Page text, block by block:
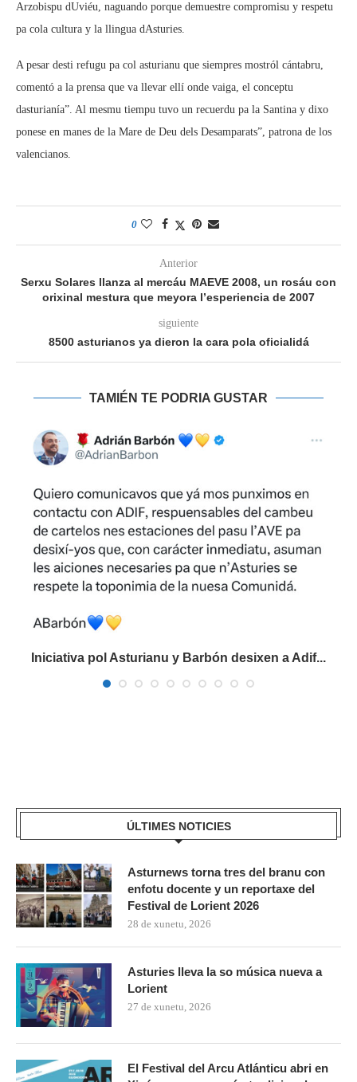
Arzobispu dUviéu, naguando porque demuestre compromisu y respetu
pa cola cultura y la llingua dAsturies.
A pesar desti refugu pa col asturianu que siempres mostról cántabru,
comentó a la prensa que va llevar ellí onde vaiga, el conceptu
dasturianía”. Al mesmu tiempu tuvo un recuerdu pa la Santina y dixo
ponese en manes de la Mare de Deu dels Desamparats”, patrona de los
valencianos.
0
Anterior
Serxu Solares llanza al mercáu MAEVE 2008, un rosáu con
orixinal mestura que meyora l’esperiencia de 2007
siguiente
8500 asturianos ya dieron la cara pola oficialidá
TAMIÉN TE PODRIA GUSTAR
Iniciativa pol Asturianu y Barbón desixen a Adif...
ÚLTIMES NOTICIES
Asturnews torna tres del branu con
enfotu docente y un reportaxe del
Festival de Lorient 2026
28 de xunetu, 2026
Asturies lleva la so música nueva a
Lorient
27 de xunetu, 2026
El Festival del Arcu Atlánticu abri en